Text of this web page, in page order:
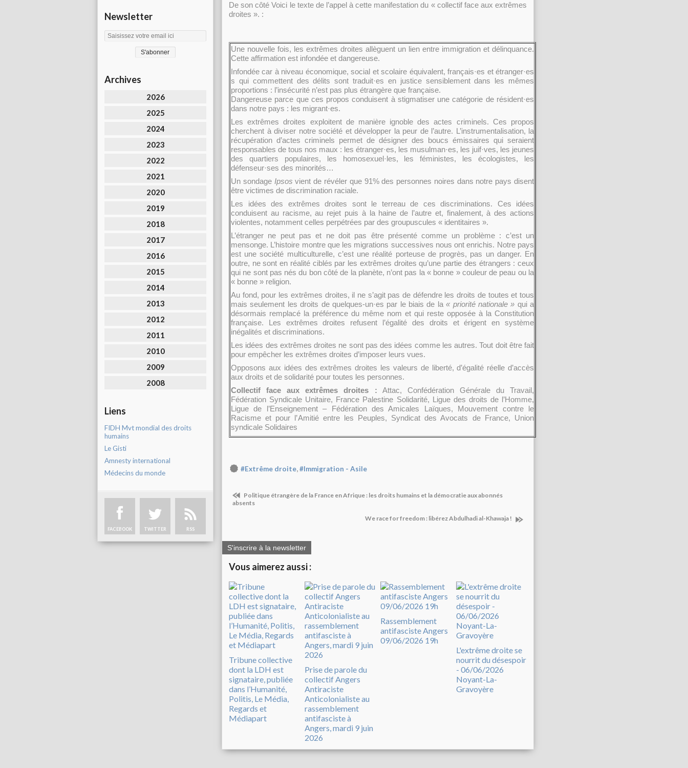
Newsletter
Archives
2026
2025
2024
2023
2022
2021
2020
2019
2018
2017
2016
2015
2014
2013
2012
2011
2010
2009
2008
Liens
FIDH Mvt mondial des droits
humains
Le Gisti
Amnesty international
Médecins du monde
FACEBOOK TWITTER RSS
De son côté Voici le texte de l’appel à cette manifestation du « collectif face aux extrêmes
droites ». :
Une nouvelle fois, les extrêmes droites allèguent un lien entre immigration et délinquance.
Cette affirmation est infondée et dangereuse.
Infondée car à niveau économique, social et scolaire équivalent, français·es et étranger·es
s qui commettent des délits sont traduit·es en justice sensiblement dans les mêmes
proportions : l’insécurité n’est pas plus étrangère que française.
Dangereuse parce que ces propos conduisent à stigmatiser une catégorie de résident·es
dans notre pays : les migrant·es.
Les extrêmes droites exploitent de manière ignoble des actes criminels. Ces propos
cherchent à diviser notre société et développer la peur de l’autre. L’instrumentalisation, la
récupération d’actes criminels permet de désigner des boucs émissaires qui seraient
responsables de tous nos maux : les étranger·es, les musulman·es, les juif·ves, les jeunes
des quartiers populaires, les homosexuel·les, les féministes, les écologistes, les
défenseur·ses des minorités…
Un sondage Ipsos vient de révéler que 91% des personnes noires dans notre pays disent
être victimes de discrimination raciale.
Les idées des extrêmes droites sont le terreau de ces discriminations. Ces idées
conduisent au racisme, au rejet puis à la haine de l’autre et, finalement, à des actions
violentes, notamment celles perpétrées par des groupuscules « identitaires ».
L’étranger ne peut pas et ne doit pas être présenté comme un problème : c’est un
mensonge. L’histoire montre que les migrations successives nous ont enrichis. Notre pays
est une société multiculturelle, c’est une réalité porteuse de progrès, pas un danger. En
outre, ne sont en réalité ciblés par les extrêmes droites qu’une partie des étrangers : ceux
qui ne sont pas nés du bon côté de la planète, n’ont pas la « bonne » couleur de peau ou la
« bonne » religion.
Au fond, pour les extrêmes droites, il ne s’agit pas de défendre les droits de toutes et tous
mais seulement les droits de quelques-un·es par le biais de la« priorité nationale » qui a
désormais remplacé la préférence du même nom et qui reste opposée à la Constitution
française. Les extrêmes droites refusent l’égalité des droits et érigent en système
inégalités et discriminations.
Les idées des extrêmes droites ne sont pas des idées comme les autres. Tout doit être fait
pour empêcher les extrêmes droites d’imposer leurs vues.
Opposons aux idées des extrêmes droites les valeurs de liberté, d’égalité réelle d’accès
aux droits et de solidarité pour toutes les personnes.
Collectif face aux extrêmes droites : Attac, Confédération Générale du Travail,
Fédération Syndicale Unitaire, France Palestine Solidarité, Ligue des droits de l’Homme,
Ligue de l’Enseignement – Fédération des Amicales Laïques, Mouvement contre le
Racisme et pour l’Amitié entre les Peuples, Syndicat des Avocats de France, Union
syndicale Solidaires
#Extrême droite,#Immigration - Asile
Politique étrangère de la France en Afrique : les droits humains et la démocratie aux abonnés
absents
We race for freedom : libérez Abdulhadi al-Khawaja !
S'inscrire à la newsletter
Vous aimerez aussi :
Tribune collective
dont la LDH est
signataire, publiée
dans l’Humanité,
Politis, Le Média,
Regards et
Médiapart
Prise de parole du
collectif Angers
Antiraciste
Anticolonialiste au
rassemblement
antifasciste à
Angers, mardi 9 juin
2026
Rassemblement
antifasciste Angers
09/06/2026 19h
L'extrême droite se
nourrit du désespoir
- 06/06/2026
Noyant-La-
Gravoyère